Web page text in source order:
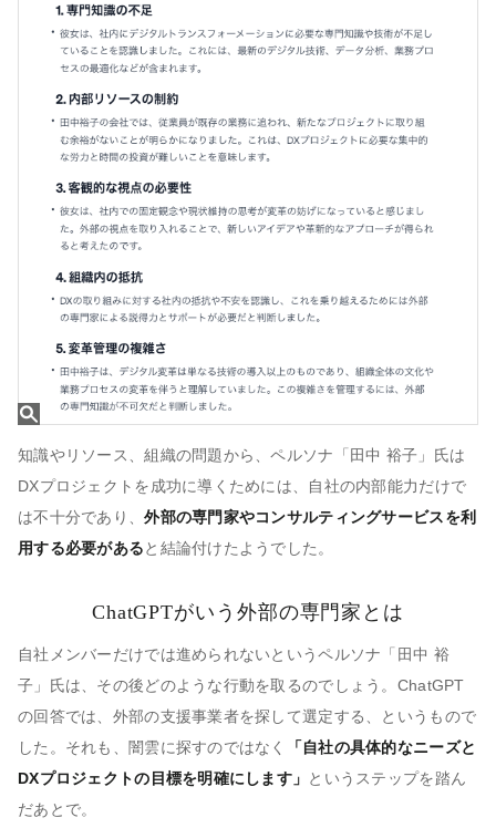
知識やリソース、組織の問題から、ペルソナ「田中 裕子」氏は
DXプロジェクトを成功に導くためには、自社の内部能力だけで
は不十分であり、外部の専門家やコンサルティングサービスを利
用する必要があると結論付けたようでした。
ChatGPTがいう外部の専門家とは
自社メンバーだけでは進められないというペルソナ「田中 裕
子」氏は、その後どのような行動を取るのでしょう。ChatGPT
の回答では、外部の支援事業者を探して選定する、というもので
した。それも、闇雲に探すのではなく
「自社の具体的なニーズと
DXプロジェクトの目標を明確にします」 というステップを踏ん
だあとで。